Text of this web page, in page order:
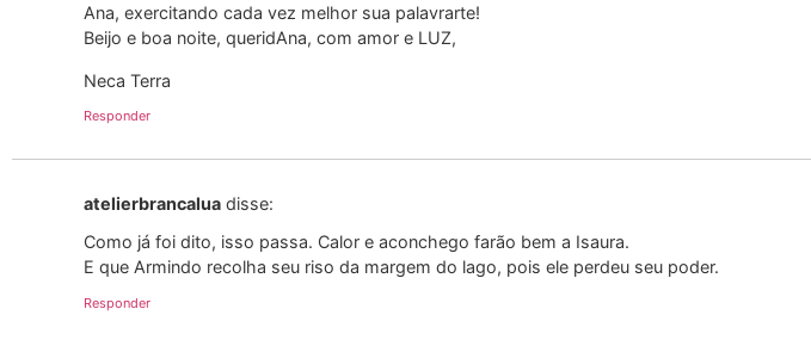
Ana, exercitando cada vez melhor sua palavrarte!
Beijo e boa noite, queridAna, com amor e LUZ,
Neca Terra
Responder
atelierbrancalua disse:
Como já foi dito, isso passa. Calor e aconchego farão bem a Isaura.
E que Armindo recolha seu riso da margem do lago, pois ele perdeu seu poder.
Responder